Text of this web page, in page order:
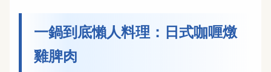
一鍋到底懶人料理：日式咖喱燉
雞脾肉